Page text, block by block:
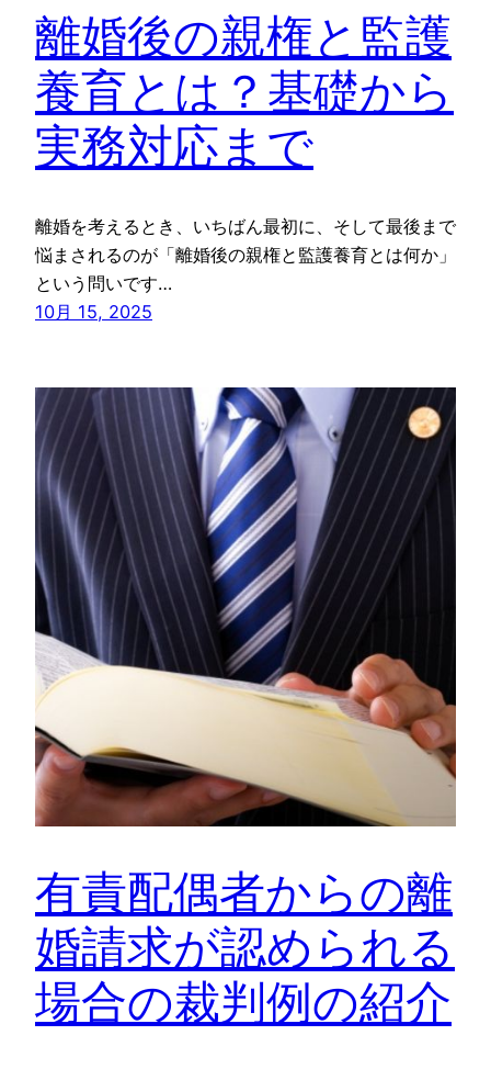
離婚後の親権と監護
養育とは？基礎から
実務対応まで
離婚を考えるとき、いちばん最初に、そして最後まで
悩まされるのが「離婚後の親権と監護養育とは何か」
という問いです…
10月 15, 2025
有責配偶者からの離
婚請求が認められる
場合の裁判例の紹介